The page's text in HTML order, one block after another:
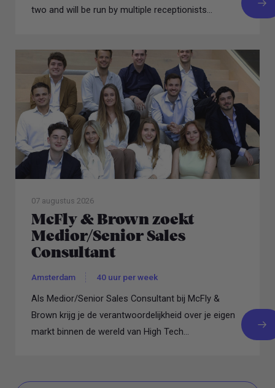
two and will be run by multiple receptionists...
07 augustus 2026
McFly & Brown zoekt
Medior/Senior Sales
Consultant
Amsterdam 40 uur per week
Als Medior/Senior Sales Consultant bij McFly &
Brown krijg je de verantwoordelijkheid over je eigen
markt binnen de wereld van High Tech...